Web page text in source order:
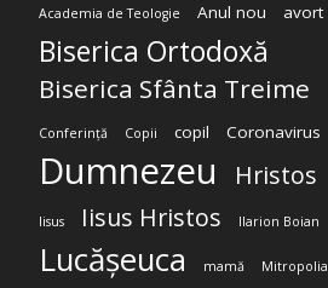
Academia de Teologie Anul nou avort
Biserica Ortodoxă
Biserica Sfânta Treime
Conferință Copii copil Coronavirus
Dumnezeu Hristos
Iisus Iisus Hristos Ilarion Boian
Lucășeuca mamă Mitropolia